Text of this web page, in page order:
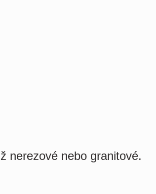
nerezové nebo granitové.